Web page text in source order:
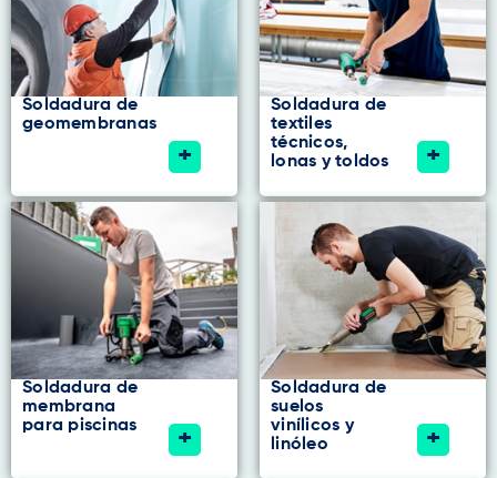
Soldadura de
geomembranas
+
Soldadura de
textiles
técnicos,
lonas y toldos
+
Soldadura de
membrana
para piscinas
+
Soldadura de
suelos
vinílicos y
linóleo
+